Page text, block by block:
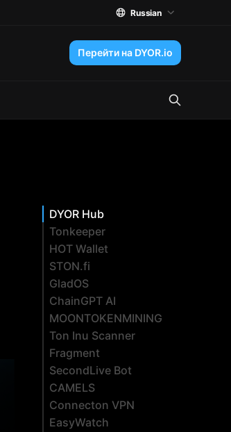
Russian
Перейти на DYOR.io
DYOR Hub
Tonkeeper
HOT Wallet
STON.fi
GladOS
ChainGPT AI
MOONTOKENMINING
Ton Inu Scanner
Fragment
SecondLive Bot
CAMELS
Connecton VPN
EasyWatch